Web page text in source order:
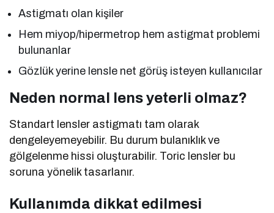
Astigmatı olan kişiler
Hem miyop/hipermetrop hem astigmat problemi
bulunanlar
Gözlük yerine lensle net görüş isteyen kullanıcılar
Neden normal lens yeterli olmaz?
Standart lensler astigmatı tam olarak
dengeleyemeyebilir. Bu durum bulanıklık ve
gölgelenme hissi oluşturabilir. Toric lensler bu
soruna yönelik tasarlanır.
Kullanımda dikkat edilmesi